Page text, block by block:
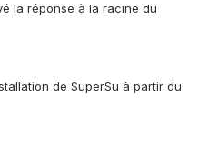
la réponse à la racine du
de SuperSu à partir du